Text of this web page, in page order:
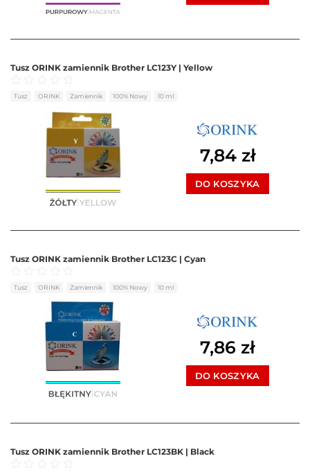
Tusz ORINK zamiennik Brother LC123Y | Yellow
Oceniono0na 5
Tusz ORINK Zamiennik 100% Nowy 10 ml
7,84 zł
DO KOSZYKA
Tusz ORINK zamiennik Brother LC123C | Cyan
Oceniono0na 5
Tusz ORINK Zamiennik 100% Nowy 10 ml
7,86 zł
DO KOSZYKA
Tusz ORINK zamiennik Brother LC123BK | Black